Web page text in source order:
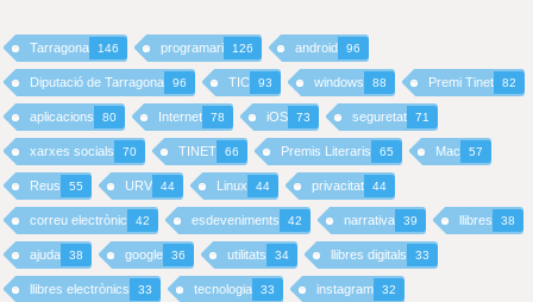
Tarragona 146 programari 126 android 96
Diputació de Tarragona 96 TIC 93 windows 88 Premi Tinet 82
aplicacions 80 Internet 78 iOS 73 seguretat 71
xarxes socials 70 TINET 66 Premis Literaris 65 Mac 57
Reus 55 URV 44 Linux 44 privacitat 44
correu electrònic 42 esdeveniments 42 narrativa 39 llibres 38
ajuda 38 google 36 utilitats 34 llibres digitals 33
llibres electrònics 33 tecnologia 33 instagram 32